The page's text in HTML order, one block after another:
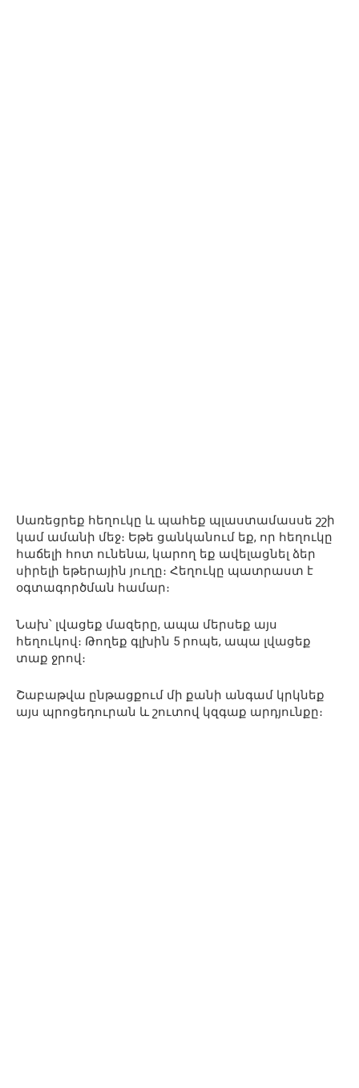
Սառեցրեք հեղուկը և պահեք պլաստամասսե շշի
կամ ամանի մեջ։ Եթե ցանկանում եք, որ հեղուկը
հաճելի հոտ ունենա, կարող եք ավելացնել ձեր
սիրելի եթերային յուղը։ Հեղուկը պատրաստ է
օգտագործման համար։
Նախ՝ լվացեք մազերը, ապա մերսեք այս
հեղուկով։ Թողեք գլխին 5 րոպե, ապա լվացեք
տաք ջրով։
Շաբաթվա ընթացքում մի քանի անգամ կրկնեք
այս պրոցեդուրան և շուտով կզգաք արդյունքը։